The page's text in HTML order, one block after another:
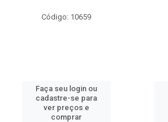
Código: 10659
Faça seu login ou
cadastre-se para
ver preços e
comprar